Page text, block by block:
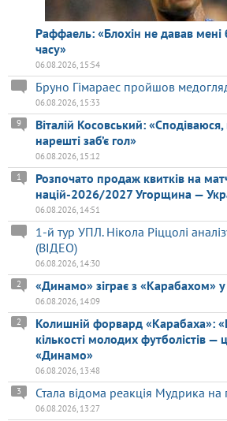
Раффаель: «Блохін не давав мені
часу»
06.08.2026, 15:54
Бруно Гімараес пройшов
06.08.2026, 15:33
Віталій Косовський:
нарешті заб’є гол»
9
06.08.2026, 15:12
Розпочато продаж квитків на
націй-2026/2027 Угорщина —
1
06.08.2026, 14:51
1-й тур УПЛ. Нікола Ріццолі
(ВІДЕО)
06.08.2026, 14:30
«Динамо» зіграє з «Карабахом»
2
06.08.2026, 14:09
Колишній форвард «Карабаха»:
кількості молодих футболістів —
«Динамо»
2
06.08.2026, 13:48
Стала відома реакція Мудрика
3
06.08.2026, 13:27